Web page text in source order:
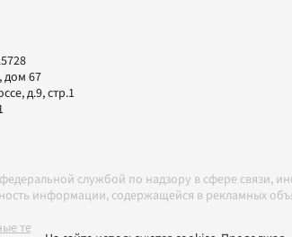
дом 67
д.9, стр.1
службой по надзору в сфере связи,
информации, содержащейся в рекламных
в соответствии с Правилами